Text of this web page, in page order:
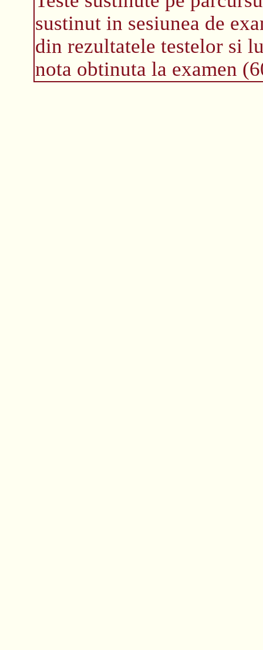
sustinut in sesiunea de
din rezultatele testelor si
nota obtinuta la examen